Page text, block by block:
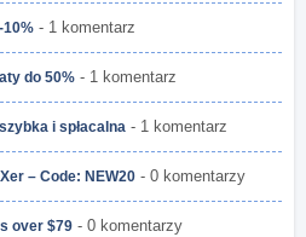
10% - 1 komentarz
do 50% - 1 komentarz
i spłacalna - 1 komentarz
– Code: NEW20 - 0 komentarzy
over $79 - 0 komentarzy